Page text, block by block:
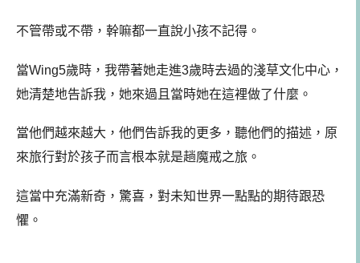
不管帶或不帶，幹嘛都一直說小孩不記得。
當Wing5歲時，我帶著她走進3歲時去過的淺草文化中心，
她清楚地告訴我，她來過且當時她在這裡做了什麼。
當他們越來越大，他們告訴我的更多，聽他們的描述，原
來旅行對於孩子而言根本就是趟魔戒之旅。
這當中充滿新奇，驚喜，對未知世界一點點的期待跟恐
懼。